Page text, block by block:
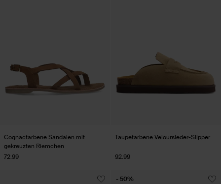
Cognacfarbene Sandalen mit
gekreuzten Riemchen
72.99
Taupefarbene Veloursleder-Slipper
92.99
- 50%